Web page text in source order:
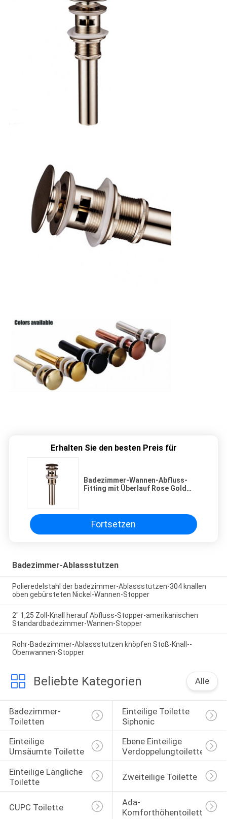
Erhalten Sie den besten Preis für
Badezimmer-Wannen-Abfluss-
Fitting mit Überlauf Rose Gold
Fortsetzen
Badezimmer-Ablassstutzen
Polieredelstahl der badezimmer-Ablassstutzen-304 knallen
oben gebürsteten Nickel-Wannen-Stopper
2" 1,25 Zoll-Knall herauf Abfluss-Stopper-amerikanischen
Standardbadezimmer-Wannen-Stopper
Rohr-Badezimmer-Ablassstutzen knöpfen Stoß-Knall--
Obenwannen-Stopper
Beliebte Kategorien Alle
Badezimmer-
Toiletten
Einteilige Toilette
Siphonic
Einteilige
Umsäumte Toilette
Ebene Einteilige
Verdoppelungtoilette
Einteilige Längliche
Toilette
Zweiteilige Toilette
CUPC Toilette
Ada-
Komforthöhentoilette